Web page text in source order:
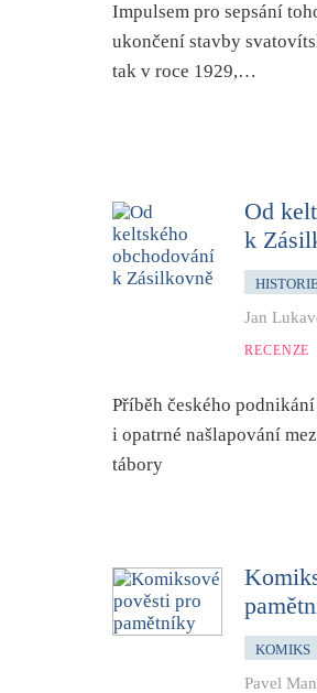
Impulsem pro sepsání
ukončení stavby
tak v roce 1929,…
Od
k
Jan
RECENZE
Příběh českého
i opatrné našlapování
tábory
KOMIKS
Pavel